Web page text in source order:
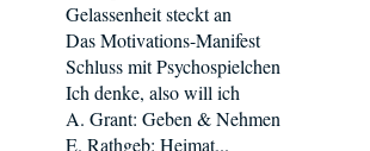
Gelassenheit steckt an
Das Motivations-Manifest
Schluss mit Psychospielchen
Ich denke, also will ich
A. Grant: Geben & Nehmen
E. Rathgeb: Heimat...